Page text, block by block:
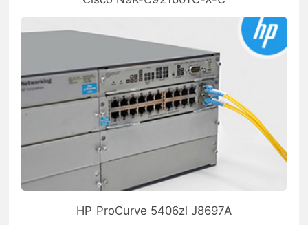
HP ProCurve 5406zl J8697A